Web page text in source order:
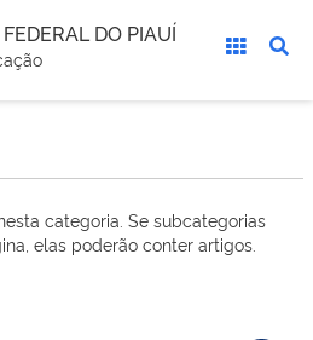
DO PIAUÍ
categoria. Se subcategorias
elas poderão conter artigos.